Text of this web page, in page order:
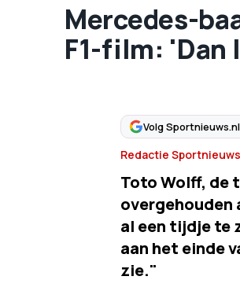
Mercedes-
F1-film: 'Dan
Volg
Redactie
Toto Wolff, de
overgehouden
al een tijdje te
aan het einde
zie."